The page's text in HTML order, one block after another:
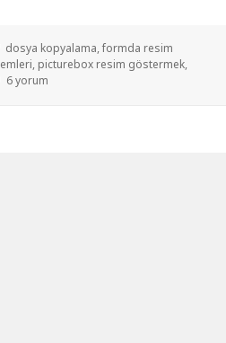
Etiketler
dosya kopyalama,formda resim
, picturebox resim göstermek,
Veritabanı yardımıyla picturebox da resim
6 yorum